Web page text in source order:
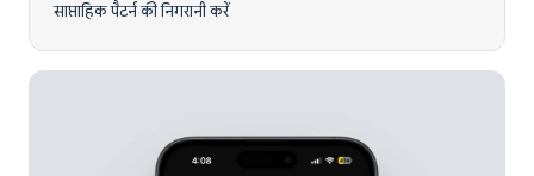
साप्ताहिक पैटर्न की निगरानी करें